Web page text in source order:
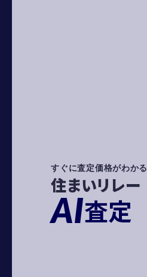
すぐに査定価格がわかる
住まいリレー
AI査定